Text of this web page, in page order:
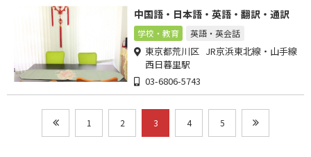
中国語・日本語・英語・翻訳・通訳
学校・教育 英語・英会話
東京都荒川区 JR京浜東北線・山手線
西日暮里駅
03-6806-5743
1 2 3 4 5